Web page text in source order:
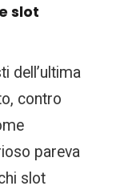
slot
dell’ultima
contro
pareva
slot